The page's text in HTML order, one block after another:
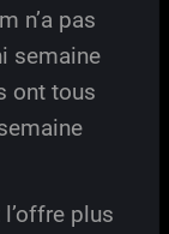
n’a pas
semaine
ont tous
plus